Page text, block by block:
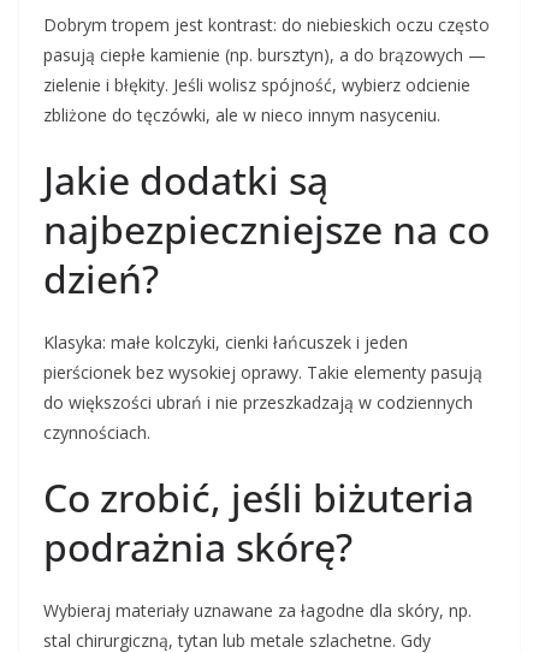
Dobrym tropem jest kontrast: do niebieskich oczu często
pasują ciepłe kamienie (np. bursztyn), a do brązowych —
zielenie i błękity. Jeśli wolisz spójność, wybierz odcienie
zbliżone do tęczówki, ale w nieco innym nasyceniu.
Jakie dodatki są
najbezpieczniejsze na co
dzień?
Klasyka: małe kolczyki, cienki łańcuszek i jeden
pierścionek bez wysokiej oprawy. Takie elementy pasują
do większości ubrań i nie przeszkadzają w codziennych
czynnościach.
Co zrobić, jeśli biżuteria
podrażnia skórę?
Wybieraj materiały uznawane za łagodne dla skóry, np.
stal chirurgiczną, tytan lub metale szlachetne. Gdy